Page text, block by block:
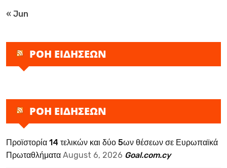
« Jun
ΡΟΗ ΕΙΔΗΣΕΩΝ
ΡΟΗ ΕΙΔΗΣΕΩΝ
Προϊστορία 14 τελικών και δύο 5ων θέσεων σε Ευρωπαϊκά
Πρωταθλήματα August 6, 2026 Goal.com.cy